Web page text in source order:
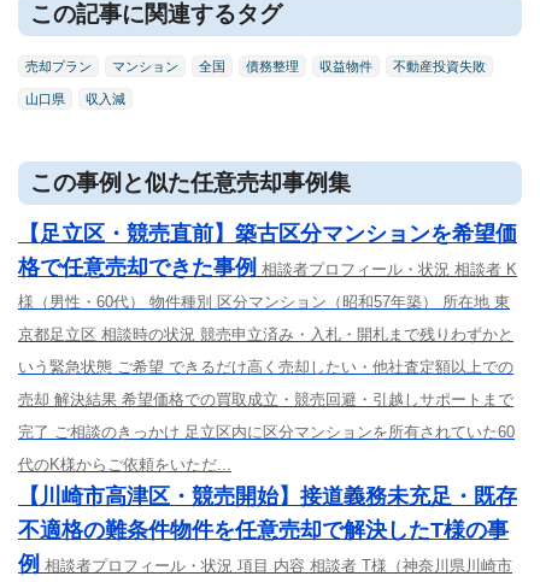
この記事に関連するタグ
売却プラン マンション 全国 債務整理 収益物件 不動産投資失敗
山口県 収入減
この事例と似た任意売却事例集
【足立区・競売直前】築古区分マンションを希望価
格で任意売却できた事例 相談者プロフィール・状況 相談者 K
様（男性・60代） 物件種別 区分マンション（昭和57年築） 所在地 東
京都足立区 相談時の状況 競売申立済み・入札・開札まで残りわずかと
いう緊急状態 ご希望 できるだけ高く売却したい・他社査定額以上での
売却 解決結果 希望価格での買取成立・競売回避・引越しサポートまで
完了 ご相談のきっかけ 足立区内に区分マンションを所有されていた60
代のK様からご依頼をいただ...
【川崎市高津区・競売開始】接道義務未充足・既存
不適格の難条件物件を任意売却で解決したT様の事
例 相談者プロフィール・状況 項目 内容 相談者 T様（神奈川県川崎市